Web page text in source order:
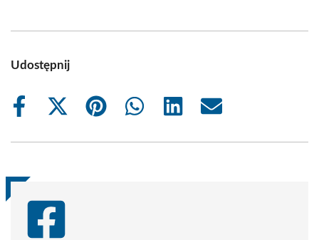
Udostępnij
Share
Share
(Twitter)
Share
Share
Share
Share